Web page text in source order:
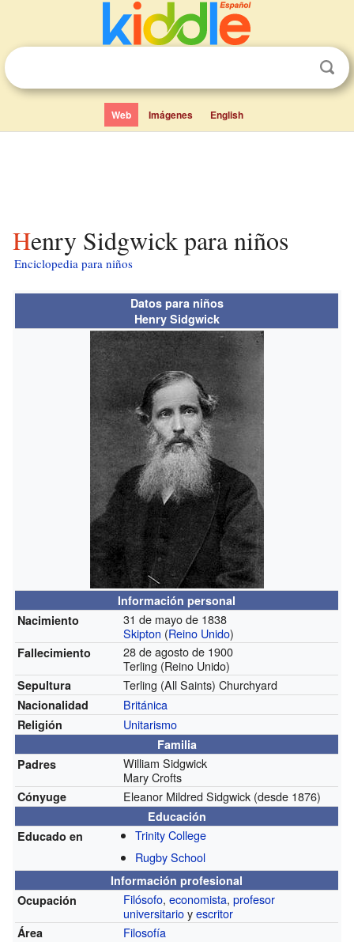
Web Imágenes English
Henry Sidgwick para niños
Enciclopedia para niños
Datos para niños
Henry Sidgwick
Información personal
Nacimiento
31 de mayo de 1838
Skipton (Reino Unido)
Fallecimiento
28 de agosto de 1900
Terling (Reino Unido)
Sepultura Terling (All Saints) Churchyard
Nacionalidad Británica
Religión Unitarismo
Familia
Padres
William Sidgwick
Mary Crofts
Cónyuge Eleanor Mildred Sidgwick (desde 1876)
Educación
Educado en
Trinity College
Rugby School
Información profesional
Ocupación
Filósofo,economista,profesor
universitarioyescritor
Área Filosofía